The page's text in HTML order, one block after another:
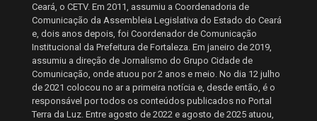
Ceará, o CETV. Em 2011, assumiu a Coordenadoria de
Comunicação da Assembleia Legislativa do Estado do Ceará
e, dois anos depois, foi Coordenador de Comunicação
Institucional da Prefeitura de Fortaleza. Em janeiro de 2019,
assumiu a direção de Jornalismo do Grupo Cidade de
Comunicação, onde atuou por 2 anos e meio. No dia 12 julho
de 2021 colocou no ar a primeira notícia e, desde então, é o
responsável por todos os conteúdos publicados no Portal
Terra da Luz. Entre agosto de 2022 e agosto de 2025 atuou,